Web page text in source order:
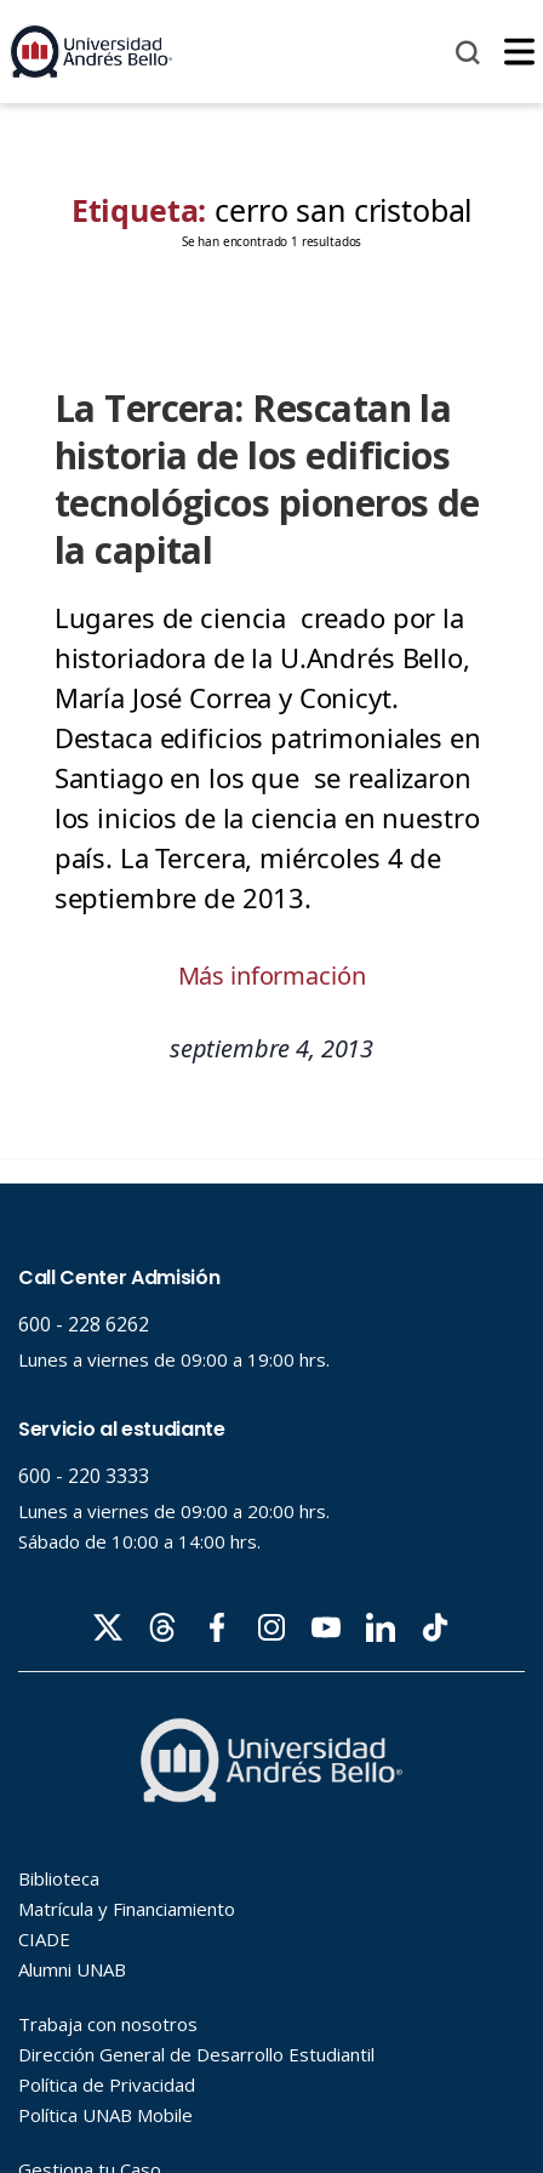
Etiqueta: cerro san cristobal
Se han encontrado 1 resultados
La Tercera: Rescatan la
historia de los edificios
tecnológicos pioneros de
la capital
Lugares de ciencia creado por la
historiadora de la U.Andrés Bello,
María José Correa y Conicyt.
Destaca edificios patrimoniales en
Santiago en los que se realizaron
los inicios de la ciencia en nuestro
país. La Tercera, miércoles 4 de
septiembre de 2013.
Más información
septiembre 4, 2013